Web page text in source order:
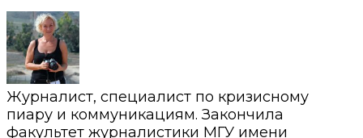
Журналист, специалист по кризисному
пиару и коммуникациям. Закончила
факультет журналистики МГУ имени